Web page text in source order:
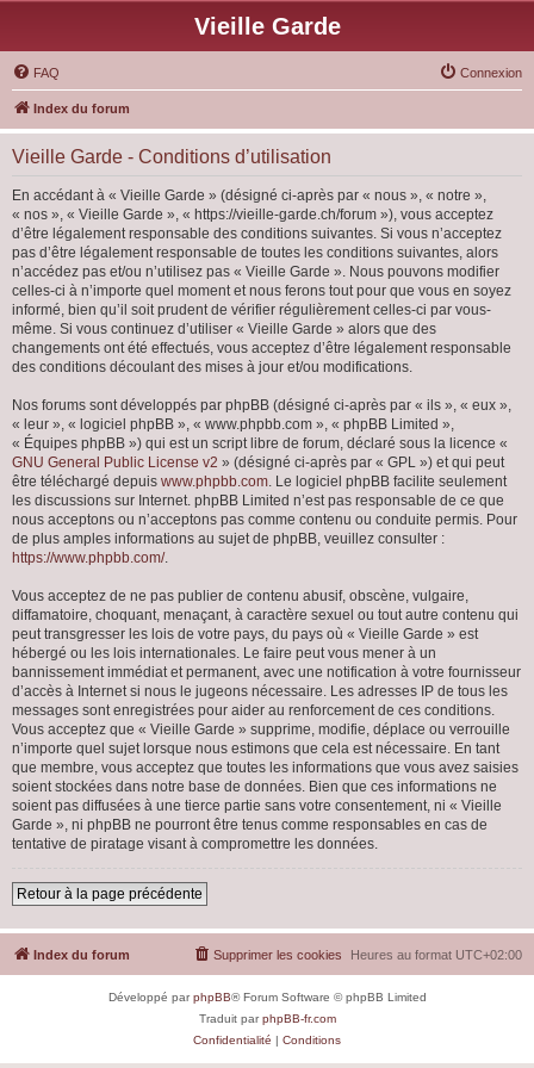
Vieille Garde
FAQ Connexion
Index du forum
Vieille Garde - Conditions d’utilisation
En accédant à « Vieille Garde » (désigné ci-après par « nous », « notre »,
« nos », « Vieille Garde », « https://vieille-garde.ch/forum »), vous acceptez
d’être légalement responsable des conditions suivantes. Si vous n’acceptez
pas d’être légalement responsable de toutes les conditions suivantes, alors
n’accédez pas et/ou n’utilisez pas « Vieille Garde ». Nous pouvons modifier
celles-ci à n’importe quel moment et nous ferons tout pour que vous en soyez
informé, bien qu’il soit prudent de vérifier régulièrement celles-ci par vous-
même. Si vous continuez d’utiliser « Vieille Garde » alors que des
changements ont été effectués, vous acceptez d’être légalement responsable
des conditions découlant des mises à jour et/ou modifications.
Nos forums sont développés par phpBB (désigné ci-après par « ils », « eux »,
« leur », « logiciel phpBB », « www.phpbb.com », « phpBB Limited »,
« Équipes phpBB ») qui est un script libre de forum, déclaré sous la licence «
GNU General Public License v2 » (désigné ci-après par « GPL ») et qui peut
être téléchargé depuis www.phpbb.com. Le logiciel phpBB facilite seulement
les discussions sur Internet. phpBB Limited n’est pas responsable de ce que
nous acceptons ou n’acceptons pas comme contenu ou conduite permis. Pour
de plus amples informations au sujet de phpBB, veuillez consulter :
https://www.phpbb.com/.
Vous acceptez de ne pas publier de contenu abusif, obscène, vulgaire,
diffamatoire, choquant, menaçant, à caractère sexuel ou tout autre contenu qui
peut transgresser les lois de votre pays, du pays où « Vieille Garde » est
hébergé ou les lois internationales. Le faire peut vous mener à un
bannissement immédiat et permanent, avec une notification à votre fournisseur
d’accès à Internet si nous le jugeons nécessaire. Les adresses IP de tous les
messages sont enregistrées pour aider au renforcement de ces conditions.
Vous acceptez que « Vieille Garde » supprime, modifie, déplace ou verrouille
n’importe quel sujet lorsque nous estimons que cela est nécessaire. En tant
que membre, vous acceptez que toutes les informations que vous avez saisies
soient stockées dans notre base de données. Bien que ces informations ne
soient pas diffusées à une tierce partie sans votre consentement, ni « Vieille
Garde », ni phpBB ne pourront être tenus comme responsables en cas de
tentative de piratage visant à compromettre les données.
Retour à la page précédente
Index du forum Heures au format UTC+02:00
Supprimer les cookies
Développé parphpBB® Forum Software © phpBB Limited
Traduit parphpBB-fr.com
Confidentialité | Conditions